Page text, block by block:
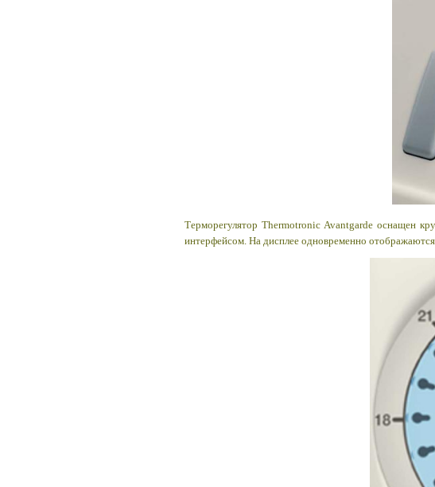
Терморегулятор Thermotronic Avantgarde оснащен
интерфейсом. На дисплее одновременно